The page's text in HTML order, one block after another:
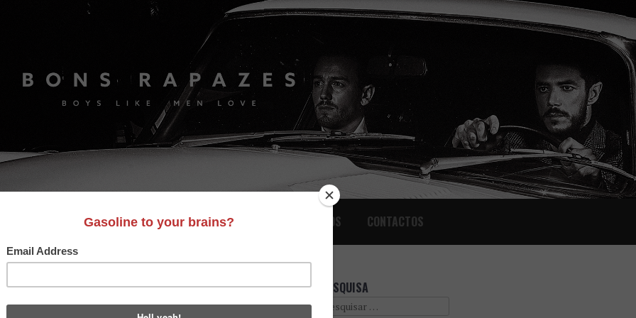
LIFESTYLE VIDEO MOTORES BONS AMIGOS CONTACTOS
PESQUISA
Search